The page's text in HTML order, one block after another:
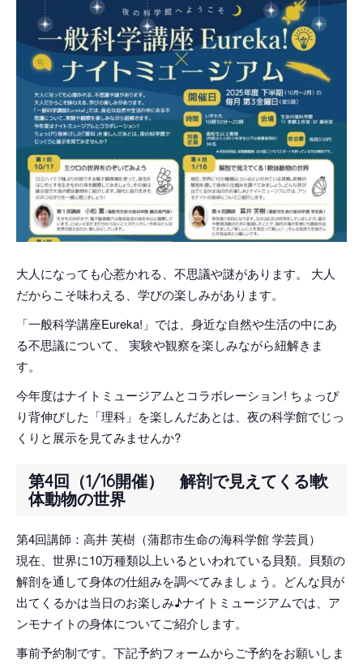
大人になっても心惹かれる、不思議や謎があります。 大人
だからこそ味わえる、学びの楽しみがあります。
「一般科学講座Eureka!」では、身近な自然や生活の中にあ
る不思議について、 実験や観察を楽しみながら紐解きま
す。
今年度はナイトミュージアムとコラボレーション! ちょっぴ
り背伸びした「理科」を楽しんだあとは、夜の科学館でじっ
くりと展示を見てみませんか?
第4回（1/16開催） 解剖で見えてくる!軟
体動物の世界
第4回講師：高井 芙樹（蒲郡市生命の海科学館 学芸員）
現在、世界に10万種類以上いるといわれている貝類。貝類の
解剖を通して身体の仕組みを調べてみましょう。どんな貝が
出てくるかは当日のお楽しみ♪ナイトミュージアムでは、ア
ンモナイトの身体についてご紹介します。
事前予約制です。下記予約フォームからご予約をお願いしま